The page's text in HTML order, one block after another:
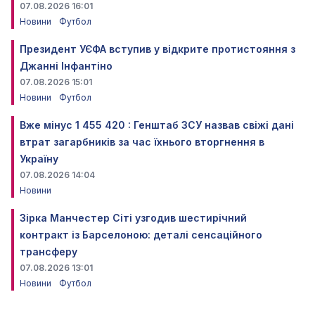
07.08.2026 16:01
Новини
Футбол
Президент УЄФА вступив у відкрите протистояння з
Джанні Інфантіно
07.08.2026 15:01
Новини
Футбол
Вже мінус 1 455 420 : Генштаб ЗСУ назвав свіжі дані
втрат загарбників за час їхнього вторгнення в
Україну
07.08.2026 14:04
Новини
Зірка Манчестер Сіті узгодив шестирічний
контракт із Барселоною: деталі сенсаційного
трансферу
07.08.2026 13:01
Новини
Футбол